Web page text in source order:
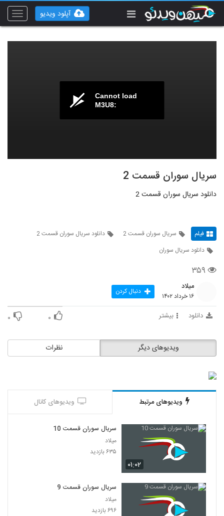
Toggle
آپلود ویدیو
Cannot load
M3U8:
سریال سوران قسمت 2
دانلود سریال سوران قسمت 2
فیلم سریال سوران قسمت 2
دانلود سریال سوران قسمت 2
دانلود سریال سوران
۳۵۹
میلاد
۱۶ خرداد ۱۴۰۲ دنبال کردن
دانلود بیشتر ۰ ۰
نظرات ویدیوهای دیگر
ویدیوهای مرتبط ویدیوهای کانال
۰۱:۰۲
سریال سوران قسمت 10
میلاد
۶۳۵ بازدید
سریال سوران قسمت 9
میلاد
۶۹۶ بازدید